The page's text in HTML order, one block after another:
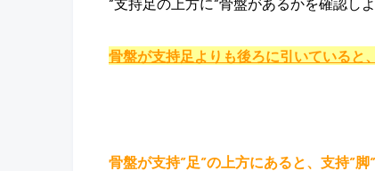
”支持足の上方に”骨盤があるかを確認しよ
骨盤が支持足よりも後ろに引いていると
骨盤が支持”足”の上方にあると、支持”